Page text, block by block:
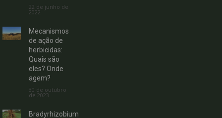
22 de junho de
2022
Mecanismos
de ação de
herbicidas:
Quais são
eles? Onde
agem?
30 de outubro
de 2023
Bradyrhizobium